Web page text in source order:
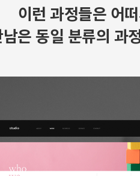
이런 과정들은 어
은 동일 분류의 과